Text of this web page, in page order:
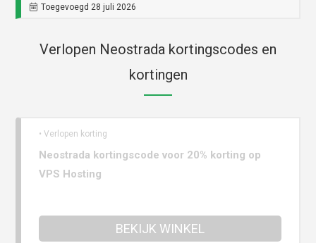
Toegevoegd 28 juli 2026
Verlopen Neostrada kortingscodes en
kortingen
• Verlopen korting
Neostrada kortingscode voor 20% korting op
VPS Hosting
BEKIJK WINKEL